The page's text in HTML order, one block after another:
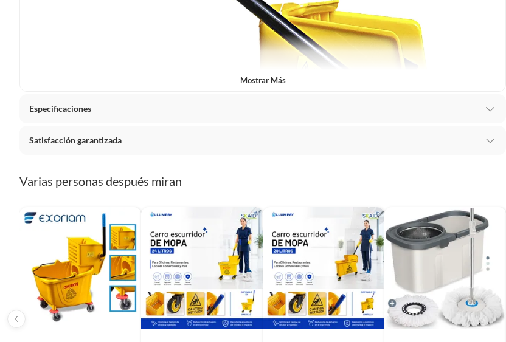
Mostrar Más
Especificaciones
Detalle de la garantía
Satisfacción garantizada
Sin embargo, tenemos categorías que cuentan con plazos diferentes, otras con restricciones y algunas que no se
Productos vendidos por
Falabella, Tottus y otros vendedores tienen:
48 horas: cemento, mezclas de hormigón, morteros, yeso y otros productos para asfalto, hormigón, albañilería.
7 días: colchones y productos de combustión.
Productos vendidos porSodimactienen:
48 horas: cemento, mezclas de hormigón, morteros, yeso y otros productos para asfalto.
7 días: productos eléctricos o a combustión, electrodomésticos, tecnología, línea blanca, colchones, muebles, bicicletas y
máquinas.
Varias personas después miran